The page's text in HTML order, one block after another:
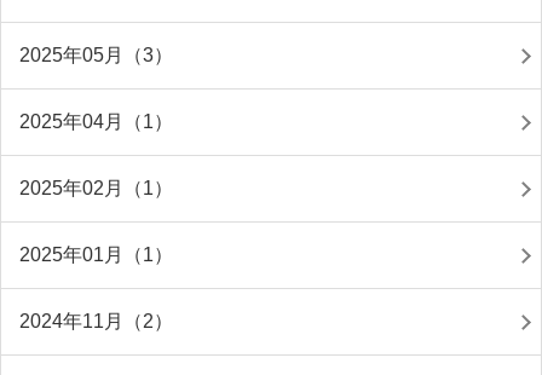
2025年05月（3）
2025年04月（1）
2025年02月（1）
2025年01月（1）
2024年11月（2）